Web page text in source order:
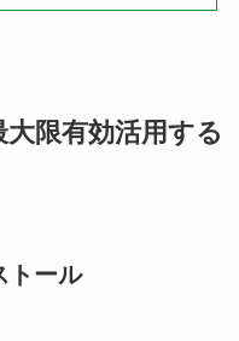
限有効活用する
トール